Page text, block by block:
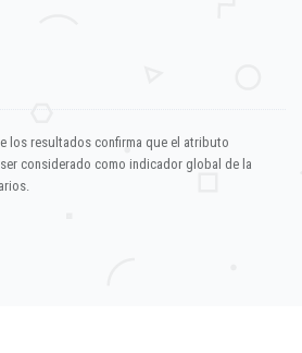
los resultados confirma que el atributo
considerado como indicador global de la